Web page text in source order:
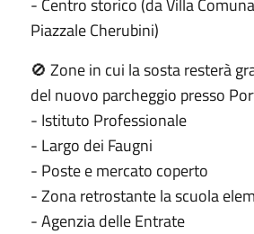
- Centro storico (da Villa
Piazzale Cherubini)
🚫 Zone in cui la sosta resterà
del nuovo parcheggio presso
- Istituto Professionale
- Largo dei Faugni
- Poste e mercato coperto
- Zona retrostante la scuola
- Agenzia delle Entrate